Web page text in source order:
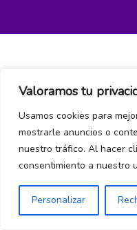
Valoramos tu
Usamos cookies para
mostrarle anuncios o
nuestro tráfico. Al hacer
consentimiento a nuestro
Personalizar